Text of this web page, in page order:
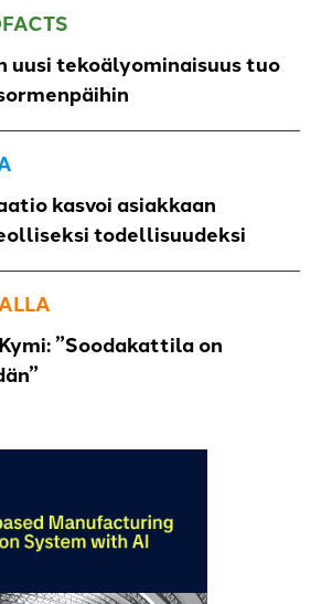
uusi tekoälyominaisuus tuo
kasvoi asiakkaan
todellisuudeksi
”Soodakattila on